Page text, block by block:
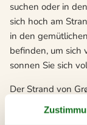
suchen oder in
sich hoch am
in den
befinden, um sich
sonnen Sie sich
Der Strand von
Løkken und
Lauschen Sie am